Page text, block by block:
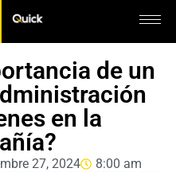
de un
en la
27, 2024 8:00 am